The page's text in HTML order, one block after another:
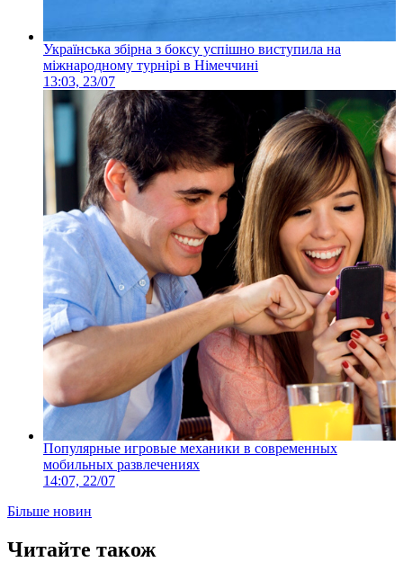
Українська збірна з боксу успішно виступила на
міжнародному турнірі в Німеччині
13:03, 23/07
Популярные игровые механики в современных
мобильных развлечениях
14:07, 22/07
Більше новин
Читайте також